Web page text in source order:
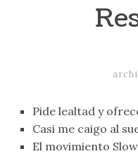
Pide lealtad y
Casi me caigo al
El movimiento